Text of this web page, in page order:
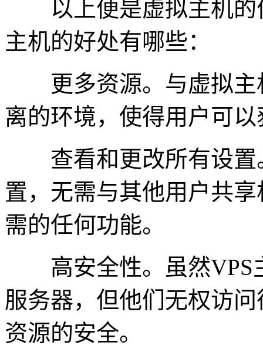
以上便是虚拟主机的
主机的好处有哪些：
更多资源。与虚拟主
离的环境，使得用户可
查看和更改所有设置
置，无需与其他用户共
需的任何功能。
高安全性。虽然VPS
服务器，但他们无权访
资源的安全。